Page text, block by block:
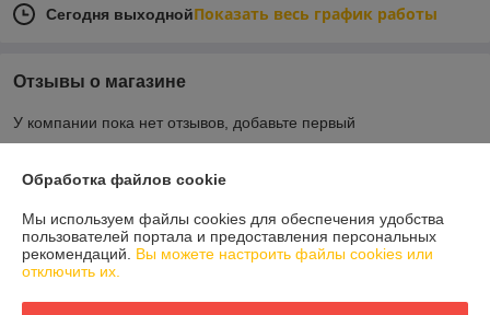
Сегодня выходнойПоказать весь график работы
Отзывы о магазине
У компании пока нет отзывов, добавьте первый
О нас
Контакты
Обработка файлов cookie
Мы используем файлы cookies для обеспечения удобства
пользователей портала и предоставления персональных
рекомендаций. Вы можете настроить файлы cookies или
отключить их.